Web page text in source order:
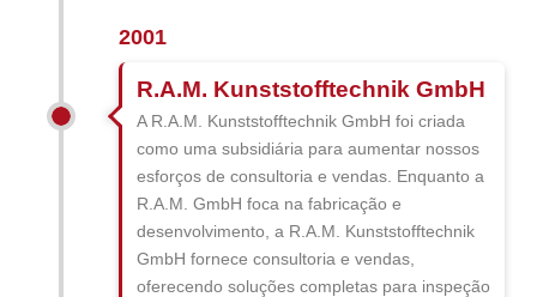
2001
R.A.M. Kunststofftechnik GmbH
A R.A.M. Kunststofftechnik GmbH foi criada
como uma subsidiária para aumentar nossos
esforços de consultoria e vendas. Enquanto a
R.A.M. GmbH foca na fabricação e
desenvolvimento, a R.A.M. Kunststofftechnik
GmbH fornece consultoria e vendas,
oferecendo soluções completas para inspeção